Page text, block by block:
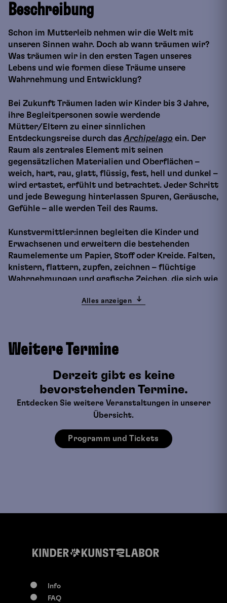
Beschreibung
Schon im Mutterleib nehmen wir die Welt mit
unseren Sinnen wahr. Doch ab wann träumen wir?
Was träumen wir in den ersten Tagen unseres
Lebens und wie formen diese Träume unsere
Wahrnehmung und Entwicklung?
Bei Zukunft Träumen laden wir Kinder bis 3 Jahre,
ihre Begleitpersonen sowie werdende
Mütter/Eltern zu einer sinnlichen
Entdeckungsreise durch das Archipelago ein. Der
Raum als zentrales Element mit seinen
gegensätzlichen Materialien und Oberflächen –
weich, hart, rau, glatt, flüssig, fest, hell und dunkel –
wird ertastet, erfühlt und betrachtet. Jeder Schritt
und jede Bewegung hinterlassen Spuren, Geräusche,
Gefühle – alle werden Teil des Raums.
Kunstvermittler:innen begleiten die Kinder und
Erwachsenen und erweitern die bestehenden
Raumelemente um Papier, Stoff oder Kreide. Falten,
knistern, flattern, zupfen, zeichnen – flüchtige
Wahrnehmungen und grafische Zeichen, die sich wie
wieder verblassen.
pro Kind).
des Workshops kostenfrei. Nur die Kinder benötigen
ein Ticket.
Alles anzeigen
Weitere Termine
Derzeit gibt es keine
bevorstehenden Termine.
Entdecken Sie weitere Veranstaltungen in unserer
Übersicht.
Programm und Tickets
Info
FAQ